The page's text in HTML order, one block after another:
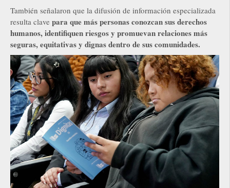
También señalaron que la difusión de información especializada
resulta clave para que más personas conozcan sus derechos
humanos, identifiquen riesgos y promuevan relaciones más
seguras, equitativas y dignas dentro de sus comunidades.